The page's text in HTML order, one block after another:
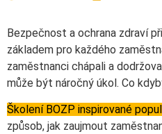
Bezpečnost a ochrana zdraví
základem pro každého
zaměstnanci chápali a
může být náročný úkol. Co
Školení BOZP inspirované
způsob, jak zaujmout